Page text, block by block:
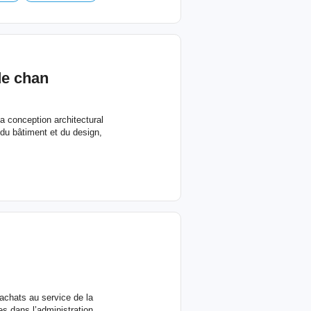
chan
conception architectural
bâtiment et du design,
au service de la